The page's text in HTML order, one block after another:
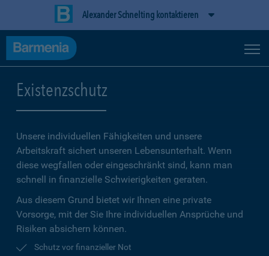
Alexander Schnelting kontaktieren
Existenzschutz
Unsere individuellen Fähigkeiten und unsere
Arbeitskraft sichert unseren Lebensunterhalt. Wenn
diese wegfallen oder eingeschränkt sind, kann man
schnell in finanzielle Schwierigkeiten geraten.
Aus diesem Grund bietet wir Ihnen eine private
Vorsorge, mit der Sie Ihre individuellen Ansprüche und
Risiken absichern können.
Schutz vor finanzieller Not